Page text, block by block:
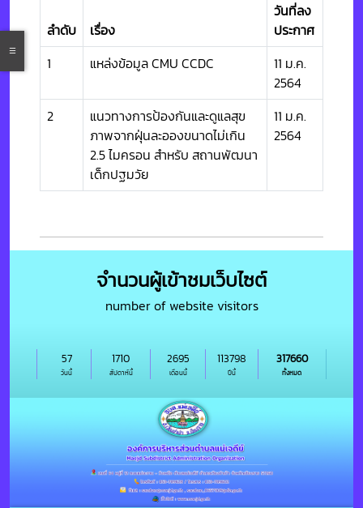
ลำดับ เรื่อง
วันที่ลง
ประกาศ
1
แหล่งข้อมูล CMU CCDC
11 ม.ค.
2564
2
แนวทางการป้องกันและดูแลสุข
ภาพจากฝุ่นละอองขนาดไม่เกิน
2.5 ไมครอน สำหรับ สถานพัฒนา
เด็กปฐมวัย
11 ม.ค.
2564
จำนวนผู้เข้าชมเว็บไซต์
number of website visitors
วันนี้
57
สัปดาห์นี้
1710
เดือนนี้
2695
ปีนี้
113798
ทั้งหมด
317660